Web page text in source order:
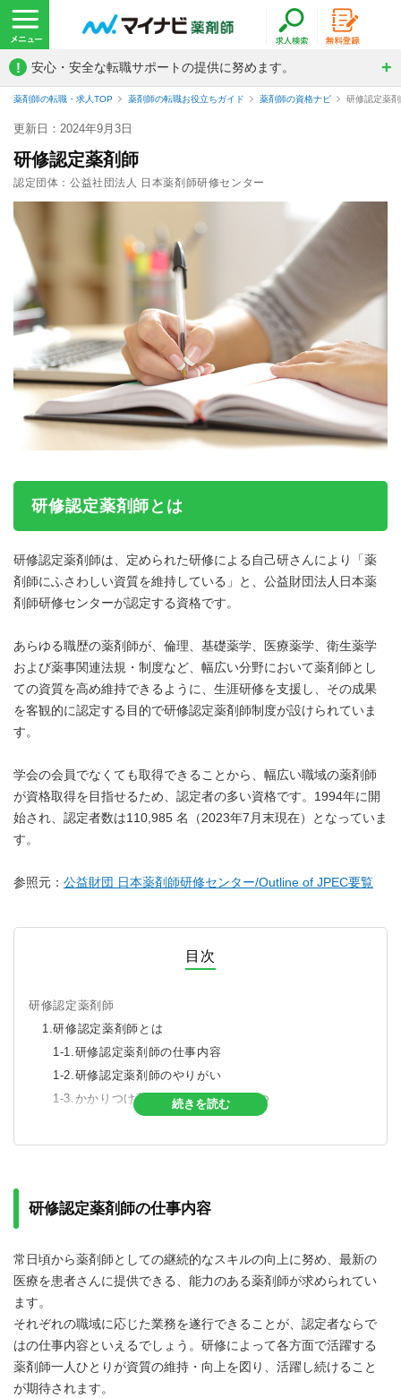
! 安心・安全な転職サポートの提供に努めます。
薬剤師の転職・求人TOP 薬剤師の転職お役立ちガイド 薬剤師の資格ナビ 研修認定薬
更新日：2024年9月3日
研修認定薬剤師
認定団体：公益社団法人 日本薬剤師研修センター
研修認定薬剤師とは
研修認定薬剤師は、定められた研修による自己研さんにより「薬
剤師にふさわしい資質を維持している」と、公益財団法人日本薬
剤師研修センターが認定する資格です。
あらゆる職歴の薬剤師が、倫理、基礎薬学、医療薬学、衛生薬学
および薬事関連法規・制度など、幅広い分野において薬剤師とし
ての資質を高め維持できるように、生涯研修を支援し、その成果
を客観的に認定する目的で研修認定薬剤師制度が設けられていま
す。
学会の会員でなくても取得できることから、幅広い職域の薬剤師
が資格取得を目指せるため、認定者の多い資格です。1994年に開
始され、認定者数は110,985 名（2023年7月末現在）となっていま
す。
参照元： 公益財団 日本薬剤師研修センター/Outline of JPEC要覧
目次
研修認定薬剤師
1.研修認定薬剤師とは
1-1.研修認定薬剤師の仕事内容
1-2.研修認定薬剤師のやりがい
1-3.かかりつけ薬剤師の認定要件の一つ
2-1.資格の取得要件
3.研修認定薬剤師を仕事で生かす
3-2.研修認定薬剤師を取得するメリット
3-3.研修認定薬剤師の転職事情
続きを読む
研修認定薬剤師の仕事内容
常日頃から薬剤師としての継続的なスキルの向上に努め、最新の
医療を患者さんに提供できる、能力のある薬剤師が求められてい
ます。
それぞれの職域に応じた業務を遂行できることが、認定者ならで
はの仕事内容といえるでしょう。研修によって各方面で活躍する
薬剤師一人ひとりが資質の維持・向上を図り、活躍し続けること
が期待されます。